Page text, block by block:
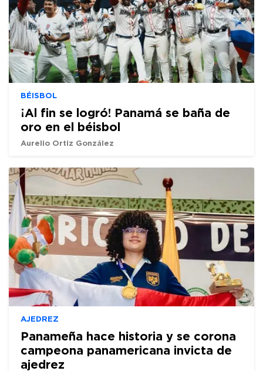
BÉISBOL
¡Al fin se logró! Panamá se baña de
oro en el béisbol
Aurelio Ortiz González
AJEDREZ
Panameña hace historia y se corona
campeona panamericana invicta de
ajedrez